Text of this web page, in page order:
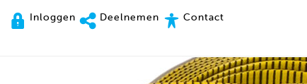
Inloggen Deelnemen Contact